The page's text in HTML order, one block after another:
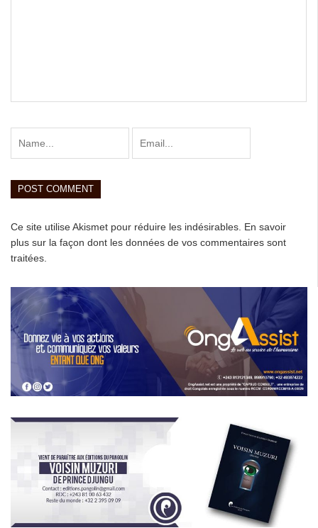
Ce site utilise Akismet pour réduire les indésirables. En savoir
plus sur la façon dont les données de vos commentaires sont
traitées.